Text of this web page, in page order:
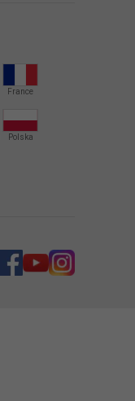
France
Polska